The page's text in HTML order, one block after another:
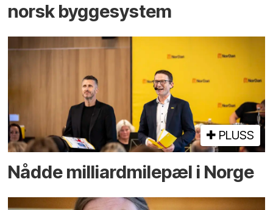
norsk bygge­system
PLUSS
Nådde milliard­­milepæl i Norge